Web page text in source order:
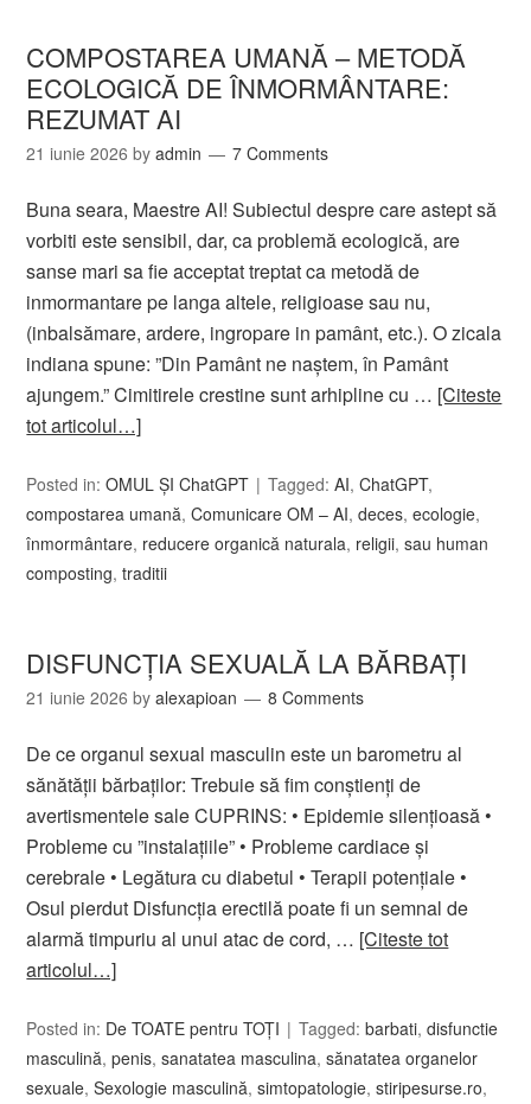
COMPOSTAREA UMANĂ – METODĂ
ECOLOGICĂ DE ÎNMORMÂNTARE:
REZUMAT AI
21 iunie 2026 byadmin 7 Comments
Buna seara, Maestre AI! Subiectul despre care astept să
vorbiti este sensibil, dar, ca problemă ecologică, are
sanse mari sa fie acceptat treptat ca metodă de
inmormantare pe langa altele, religioase sau nu,
(inbalsămare, ardere, ingropare in pamânt, etc.). O zicala
indiana spune: ”Din Pamânt ne naștem, în Pamânt
ajungem.” Cimitirele crestine sunt arhipline cu … [Citeste
tot articolul…]
Posted in:OMUL ȘI ChatGPT Tagged:AI,ChatGPT,
compostarea umană,Comunicare OM – AI,deces,ecologie,
înmormântare, reducere organică naturala, religii,sau human
composting,traditii
DISFUNCȚIA SEXUALĂ LA BĂRBAȚI
21 iunie 2026 byalexapioan 8 Comments
De ce organul sexual masculin este un barometru al
sănătății bărbaților: Trebuie să fim conștienți de
avertismentele sale CUPRINS: • Epidemie silențioasă •
Probleme cu ”instalațiile” • Probleme cardiace și
cerebrale • Legătura cu diabetul • Terapii potențiale •
Osul pierdut Disfuncția erectilă poate fi un semnal de
alarmă timpuriu al unui atac de cord, … [Citeste tot
articolul…]
Posted in: De TOATE pentru TOȚI Tagged:barbati,disfunctie
masculină,penis,sanatatea masculina,sănatatea organelor
sexuale,Sexologie masculină,simtopatologie,stiripesurse.ro,